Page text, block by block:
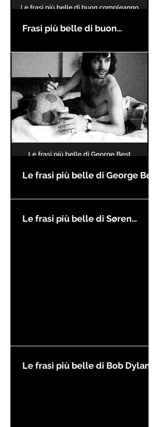
Frasi più belle di buon
Le frasi più belle di George Best
Le frasi più belle di Søren
Le frasi più belle di Bob Dylan